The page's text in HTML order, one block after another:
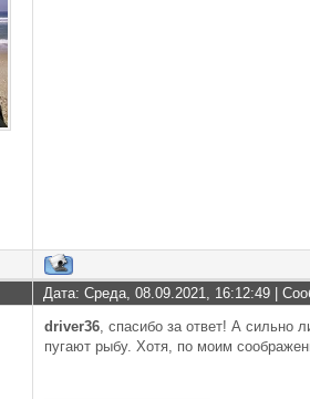
Дата: Среда, 08.09.2021, 16:12:49 |
driver36, спасибо за ответ! А сильно
пугают рыбу. Хотя, по моим